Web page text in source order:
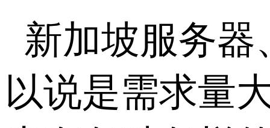
新加坡服务
以说是需求量